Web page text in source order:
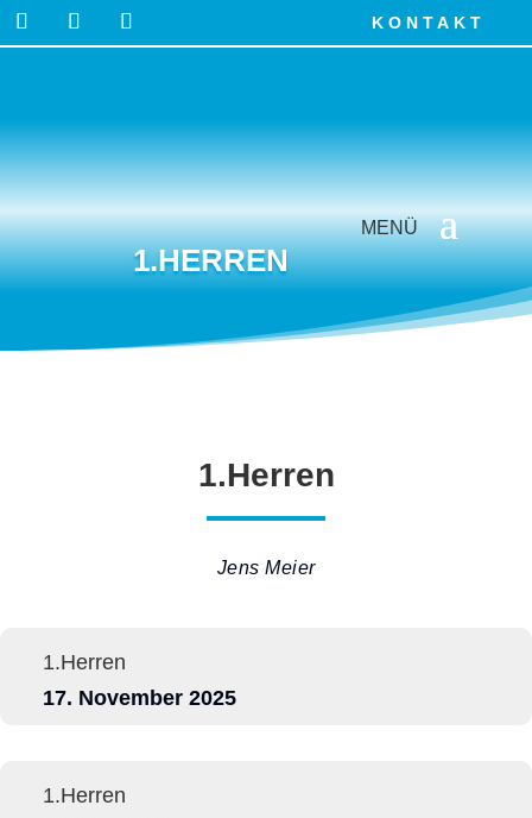
KONTAKT
1.HERREN
1.Herren
Jens Meier
1.Herren
17. November 2025
1.Herren